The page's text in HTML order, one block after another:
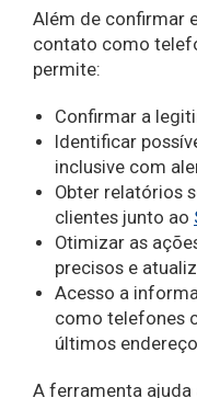
Além de confirmar
contato como
permite:
Confirmar a
Identificar
inclusive com
Obter relatórios
clientes junto ao
Otimizar as
precisos e
Acesso a
como telefones
últimos
A ferramenta ajuda